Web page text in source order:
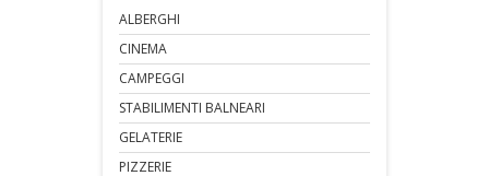
ALBERGHI
CINEMA
CAMPEGGI
STABILIMENTI BALNEARI
GELATERIE
PIZZERIE